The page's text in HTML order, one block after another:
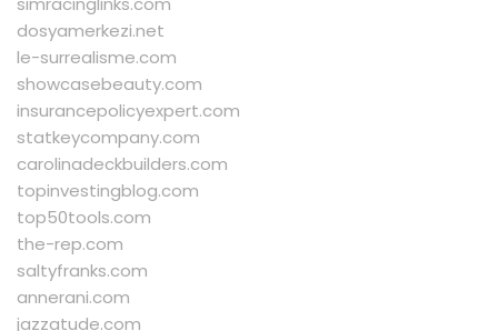
dosyamerkezi.net
le-surrealisme.com
showcasebeauty.com
insurancepolicyexpert.com
statkeycompany.com
carolinadeckbuilders.com
topinvestingblog.com
top50tools.com
the-rep.com
saltyfranks.com
annerani.com
jazzatude.com